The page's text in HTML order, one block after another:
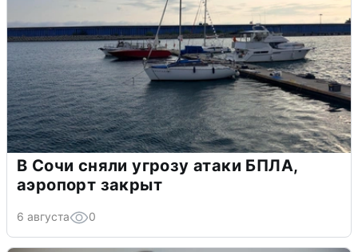
В Сочи сняли угрозу атаки БПЛА,
аэропорт закрыт
6 августа 0